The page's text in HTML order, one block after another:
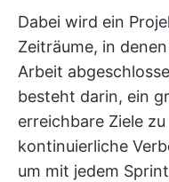
Dabei wird ein
Zeiträume, in
Arbeit
besteht darin, ein
erreichbare Ziele
kontinuierliche
um mit jedem